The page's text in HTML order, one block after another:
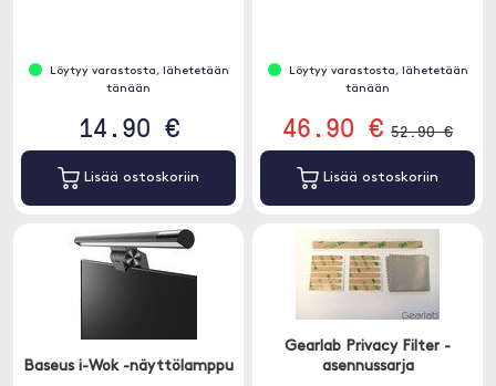
Löytyy varastosta, lähetetään
tänään
14.90 €
Lisää ostoskoriin
Löytyy varastosta, lähetetään
tänään
46.90 € 52.90 €
Lisää ostoskoriin
Baseus i-Wok -näyttölamppu
Gearlab Privacy Filter -
asennussarja